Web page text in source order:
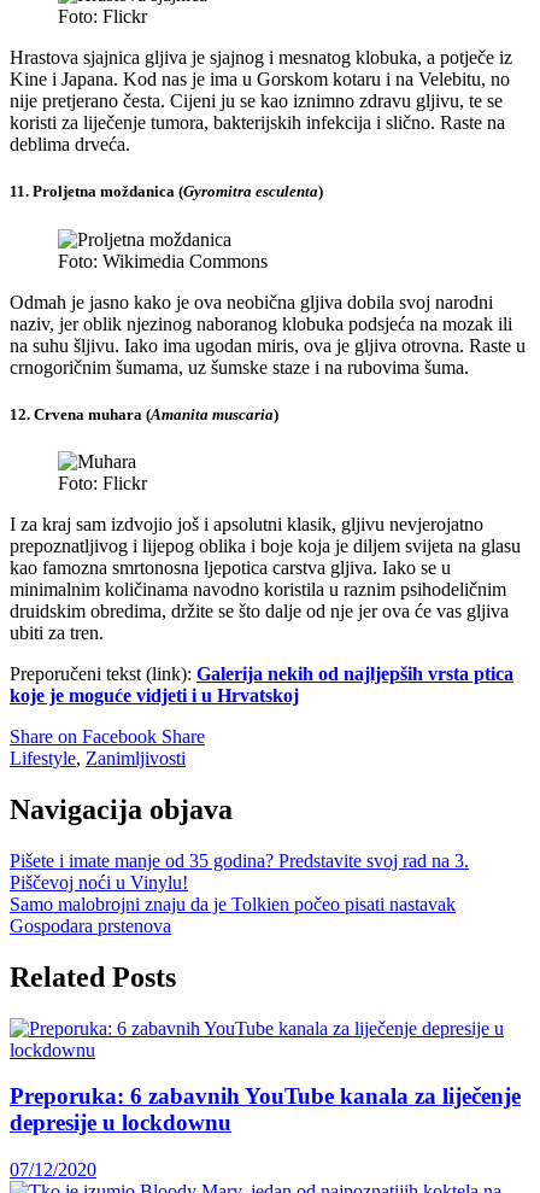
Foto: Flickr
Hrastova sjajnica gljiva je sjajnog i mesnatog klobuka, a potječe iz
Kine i Japana. Kod nas je ima u Gorskom kotaru i na Velebitu, no
nije pretjerano česta. Cijeni ju se kao iznimno zdravu gljivu, te se
koristi za liječenje tumora, bakterijskih infekcija i slično. Raste na
deblima drveća.
11. Proljetna moždanica (Gyromitra esculenta)
Foto: Wikimedia Commons
Odmah je jasno kako je ova neobična gljiva dobila svoj narodni
naziv, jer oblik njezinog naboranog klobuka podsjeća na mozak ili
na suhu šljivu. Iako ima ugodan miris, ova je gljiva otrovna. Raste u
crnogoričnim šumama, uz šumske staze i na rubovima šuma.
12. Crvena muhara (Amanita muscaria)
Foto: Flickr
I za kraj sam izdvojio još i apsolutni klasik, gljivu nevjerojatno
prepoznatljivog i lijepog oblika i boje koja je diljem svijeta na glasu
kao famozna smrtonosna ljepotica carstva gljiva. Iako se u
minimalnim količinama navodno koristila u raznim psihodeličnim
druidskim obredima, držite se što dalje od nje jer ova će vas gljiva
ubiti za tren.
Preporučeni tekst (link): Galerija nekih od najljepših vrsta ptica
koje je moguće vidjeti i u Hrvatskoj
Share on Facebook Share
Lifestyle, Zanimljivosti
Navigacija objava
Pišete i imate manje od 35 godina? Predstavite svoj rad na 3.
Piščevoj noći u Vinylu!
Samo malobrojni znaju da je Tolkien počeo pisati nastavak
Gospodara prstenova
Related Posts
Preporuka: 6 zabavnih YouTube kanala za liječenje
depresije u lockdownu
07/12/2020